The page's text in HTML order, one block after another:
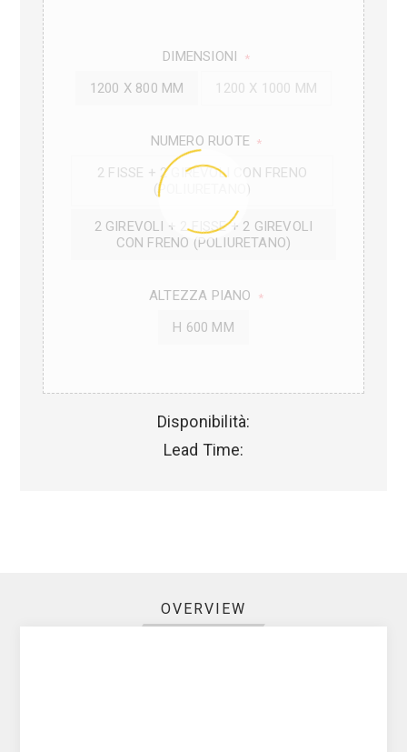
DIMENSIONI *
1200 X 800 MM 1200 X 1000 MM
NUMERO RUOTE *
2 FISSE + 2 GIREVOLI CON FRENO
(POLIURETANO)
2 GIREVOLI + 2 FISSE + 2 GIREVOLI
CON FRENO (POLIURETANO)
ALTEZZA PIANO *
H 600 MM
Disponibilità:
Lead Time:
OVERVIEW